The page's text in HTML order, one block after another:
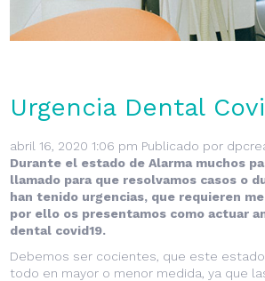
Urgencia Dental
abril 16, 2020 1:06 pm Publicado por
Durante el estado de Alarma muchos
llamado para que resolvamos casos o
han tenido urgencias, que requieren
por ello os presentamos como actuar
dental covid19.
Debemos ser cocientes, que este
todo en mayor o menor medida, ya que